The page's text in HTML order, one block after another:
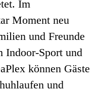
Im
Moment neu
und Freunde
Indoor-Sport und
können Gäste
und